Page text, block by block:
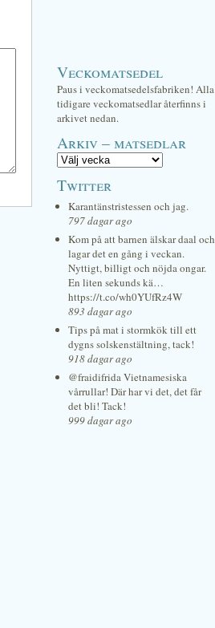
Veckomatsedel
Paus i veckomatsedelsfabriken! Alla
tidigare veckomatsedlar återfinns i
arkivet nedan.
Arkiv – matsedlar
Twitter
Karantänstristessen och jag.
797 dagar ago
Kom på att barnen älskar daal och
lagar det en gång i veckan.
Nyttigt, billigt och nöjda ongar.
En liten sekunds kä…
https://t.co/wh0YUfRz4W
893 dagar ago
Tips på mat i stormkök till ett
dygns solskenstältning, tack!
918 dagar ago
@fraidifrida Vietnamesiska
vårrullar! Där har vi det, det får
det bli! Tack!
999 dagar ago